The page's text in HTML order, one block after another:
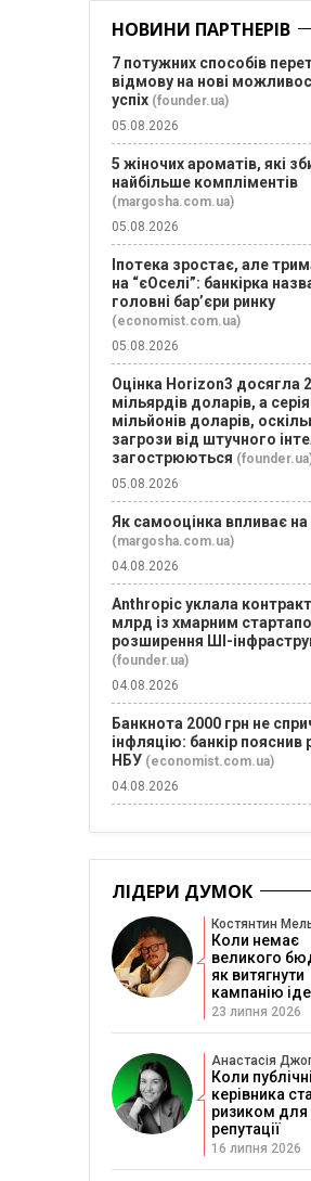
НОВИНИ ПАРТНЕРІВ
7 потужних способів
відмову на нові
успіх (founder.ua)
05.08.2026
5 жіночих ароматів, які
найбільше компліментів
(margosha.com.ua)
05.08.2026
Іпотека зростає, але
на “єОселі”: банкірка
головні бар’єри ринку
(economist.com.ua)
05.08.2026
Оцінка Horizon3 досягла 2
мільярдів доларів, а
мільйонів доларів,
загрози від штучного
загострюються
05.08.2026
Як самооцінка впливає на
(margosha.com.ua)
04.08.2026
Anthropic уклала
млрд із хмарним
розширення ШІ-
(founder.ua)
04.08.2026
Банкнота 2000 грн не
інфляцію: банкір пояснив
НБУ (economist.com.ua)
04.08.2026
ЛІДЕРИ ДУМОК
Костянтин
Коли немає
великого
як витягнути
кампанію
23 липня 2026
Анастасія
Коли
керівника
ризиком для
репутації
16 липня 2026